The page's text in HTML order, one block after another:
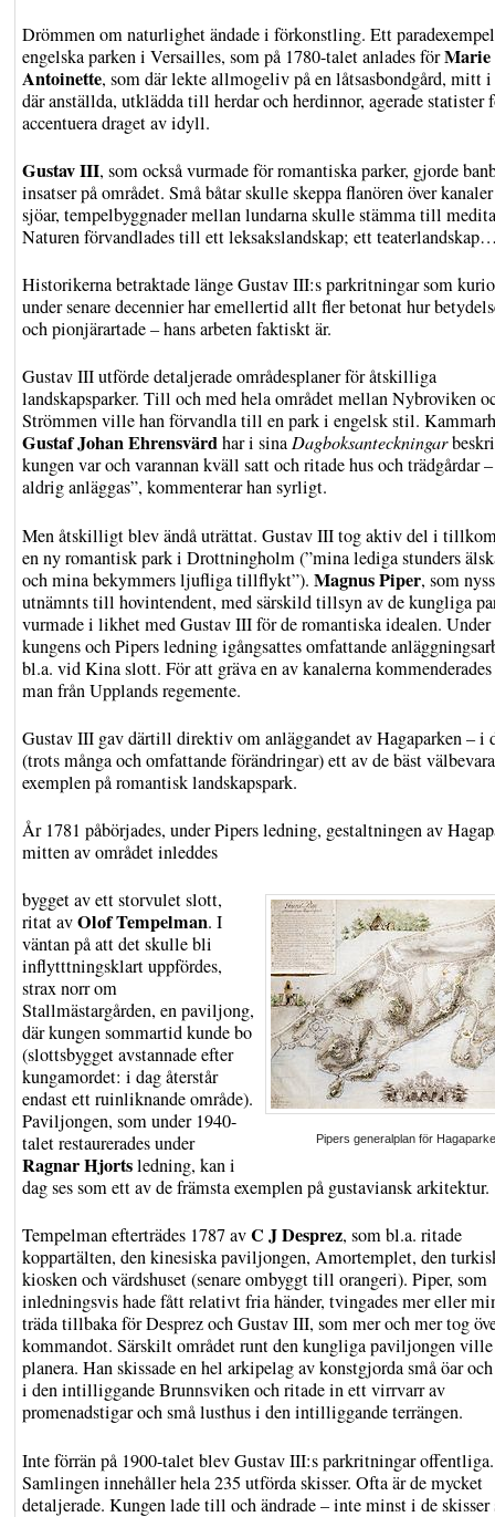
Drömmen om naturlighet ändade i förkonstling. Ett
engelska parken i Versailles, som på 1780-talet anlades förMarie
Antoinette, som där lekte allmogeliv på en låtsasbondgård, mitt i
där anställda, utklädda till herdar och herdinnor, agerade statister
accentuera draget av idyll.
Gustav III, som också vurmade för romantiska parker, gjorde
insatser på området. Små båtar skulle skeppa flanören över
sjöar, tempelbyggnader mellan lundarna skulle stämma till
Naturen förvandlades till ett leksakslandskap; ett
Historikerna betraktade länge Gustav III:s parkritningar som
under senare decennier har emellertid allt fler betonat hur
och pionjärartade – hans arbeten faktiskt är.
Gustav III utförde detaljerade områdesplaner för åtskilliga
landskapsparker. Till och med hela området mellan Nybroviken
Strömmen ville han förvandla till en park i engelsk stil.
Gustaf Johan Ehrensvärdhar i sinaDagboksanteckningar
kungen var och varannan kväll satt och ritade hus och trädgårdar
aldrig anläggas”, kommenterar han syrligt.
Men åtskilligt blev ändå uträttat. Gustav III tog aktiv del i
en ny romantisk park i Drottningholm (”mina lediga stunders
och mina bekymmers ljufliga tillflykt”). Magnus Piper, som
utnämnts till hovintendent, med särskild tillsyn av de kungliga
vurmade i likhet med Gustav III för de romantiska idealen. Under
kungens och Pipers ledning igångsattes omfattande
bl.a. vid Kina slott. För att gräva en av kanalerna
man från Upplands regemente.
Gustav III gav därtill direktiv om anläggandet av Hagaparken – i
(trots många och omfattande förändringar) ett av de bäst
exemplen på romantisk landskapspark.
År 1781 påbörjades, under Pipers ledning, gestaltningen av
mitten av området inleddes
Pipers generalplan för
bygget av ett storvulet slott,
ritat avOlof Tempelman. I
väntan på att det skulle bli
inflytttningsklart uppfördes,
strax norr om
Stallmästargården, en paviljong,
där kungen sommartid kunde bo
(slottsbygget avstannade efter
kungamordet: i dag återstår
endast ett ruinliknande område).
Paviljongen, som under 1940-
talet restaurerades under
Ragnar Hjortsledning, kan i
dag ses som ett av de främsta exemplen på gustaviansk arkitektur.
Tempelman efterträdes 1787 avC J Desprez, som bl.a. ritade
koppartälten, den kinesiska paviljongen, Amortemplet, den
kiosken och värdshuset (senare ombyggt till orangeri). Piper, som
inledningsvis hade fått relativt fria händer, tvingades mer eller
träda tillbaka för Desprez och Gustav III, som mer och mer tog
kommandot. Särskilt området runt den kungliga paviljongen
planera. Han skissade en hel arkipelag av konstgjorda små öar
i den intilliggande Brunnsviken och ritade in ett virrvarr av
promenadstigar och små lusthus i den intilliggande terrängen.
Inte förrän på 1900-talet blev Gustav III:s parkritningar offentliga.
Samlingen innehåller hela 235 utförda skisser. Ofta är de mycket
detaljerade. Kungen lade till och ändrade – inte minst i de skisser